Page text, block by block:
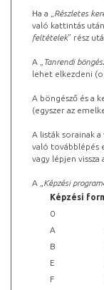
Ha a „ Részletes
való kattintás
feltételek” rész
A „ Tanrendi
lehet elkezdeni
A böngésző és a
(egyszer az
A listák sorainak
való továbblépés
vagy lépjen
A „ Képzési
Képzési
0
A
B
E
F